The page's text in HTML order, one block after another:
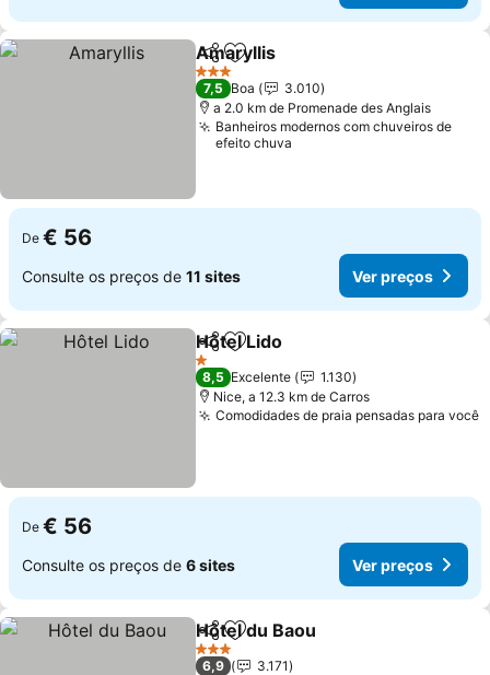
PartilharAdicionar aos favoritos
Amaryllis
3 Estrelas
7,5 Boa
3.010
a 2.0 km de Promenade des Anglais
Banheiros modernos com chuveiros de
efeito chuva
De € 56
Consulte os preços de 11 sites Ver preços
PartilharAdicionar aos favoritos
Hôtel Lido
1 Estrelas
8,5 Excelente
1.130
Nice, a 12.3 km de Carros
Comodidades de praia pensadas para você
De € 56
Consulte os preços de 6 sites Ver preços
PartilharAdicionar aos favoritos
Hôtel du Baou
3 Estrelas
6,9
3.171